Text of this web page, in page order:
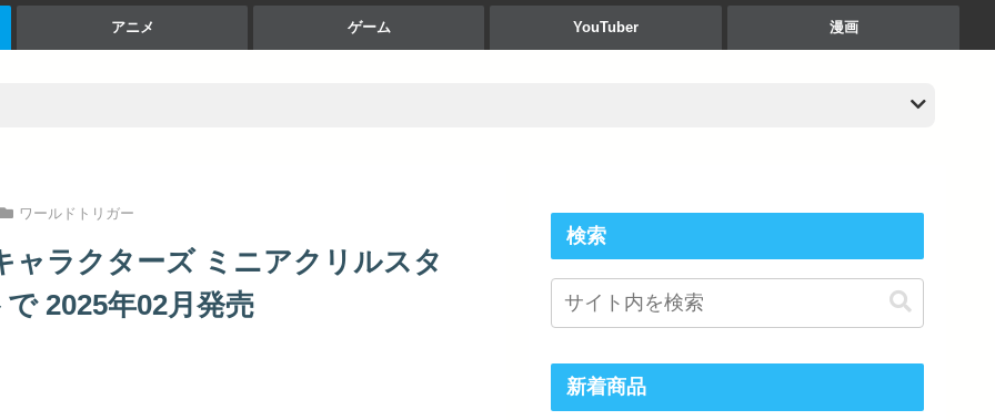
アニメ ゲーム YouTuber 漫画
ワールドトリガー
ラクターズ ミニアクリルスタ
2025年02月発売
検索
新着商品